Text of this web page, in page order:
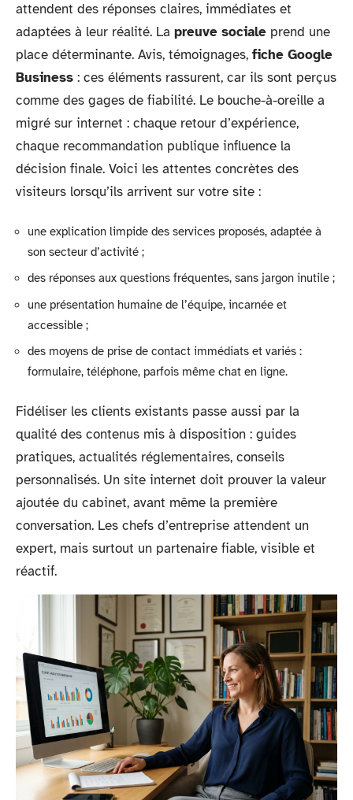
attendent des réponses claires, immédiates et
adaptées à leur réalité. La preuve sociale prend une
place déterminante. Avis, témoignages, fiche Google
Business : ces éléments rassurent, car ils sont perçus
comme des gages de fiabilité. Le bouche-à-oreille a
migré sur internet : chaque retour d’expérience,
chaque recommandation publique influence la
décision finale. Voici les attentes concrètes des
visiteurs lorsqu’ils arrivent sur votre site :
une explication limpide des services proposés, adaptée à
son secteur d’activité ;
des réponses aux questions fréquentes, sans jargon inutile ;
une présentation humaine de l’équipe, incarnée et
accessible ;
des moyens de prise de contact immédiats et variés :
formulaire, téléphone, parfois même chat en ligne.
Fidéliser les clients existants passe aussi par la
qualité des contenus mis à disposition : guides
pratiques, actualités réglementaires, conseils
personnalisés. Un site internet doit prouver la valeur
ajoutée du cabinet, avant même la première
conversation. Les chefs d’entreprise attendent un
expert, mais surtout un partenaire fiable, visible et
réactif.